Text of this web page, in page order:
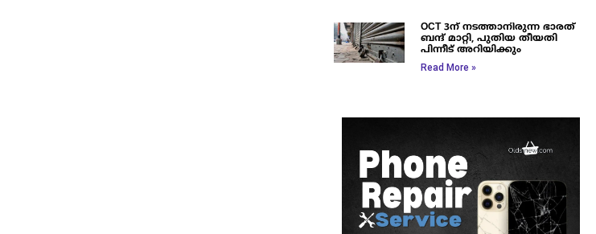
OCT 3ന് നടത്താനിരുന്ന ഭാരത്
ബന്ദ് മാറ്റി, പുതിയ തീയതി
പിന്നീട് അറിയിക്കും
Read More »